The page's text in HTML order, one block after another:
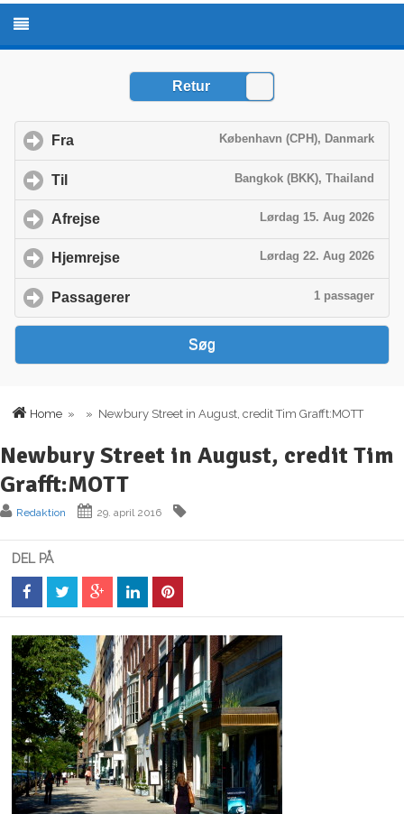
Home » » Newbury Street in August, credit Tim Grafft:MOTT
Newbury Street in August, credit Tim
Grafft:MOTT
Redaktion 29. april 2016
DEL PÅ